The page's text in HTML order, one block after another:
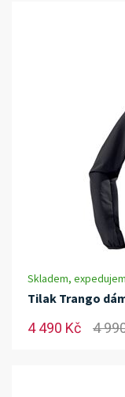
Skladem,
Tilak Trango
4 490 Kč 4